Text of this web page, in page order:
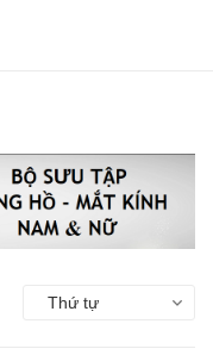
Thứ tự